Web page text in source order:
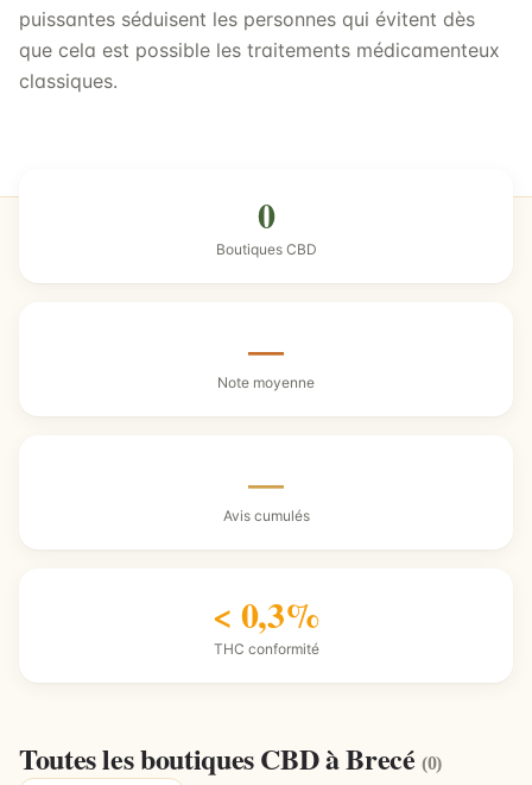
puissantes séduisent les personnes qui évitent dès
que cela est possible les traitements médicamenteux
classiques.
0
Boutiques CBD
—
Note moyenne
—
Avis cumulés
< 0,3%
THC conformité
Toutes les boutiques CBD à Brecé(0)